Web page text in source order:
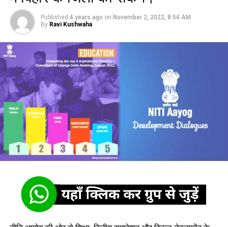
Published 4 years ago on November 2, 2022, 8:54 AM
By Ravi Kushwaha